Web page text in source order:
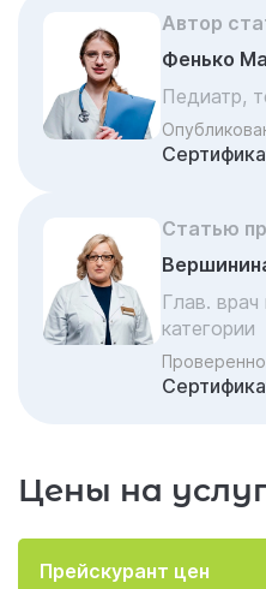
От чего зависит
Ацесоль в Балашихе
Акции и скидки на
Частые вопросы и
Автор
Фенько
Педиатр,
Статью
Глав.
категории
Цены на
Прейскурант цен